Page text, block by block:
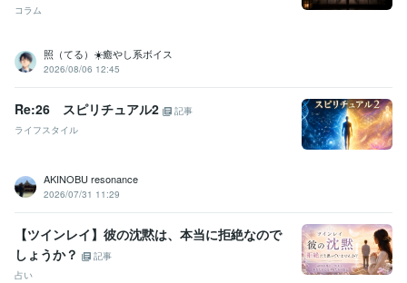
コラム
照（てる）☀️癒やし系ボイス
2026/08/06 12:45
Re:26 スピリチュアル2
記事
ライフスタイル
AKINOBU resonance
2026/07/31 11:29
【ツインレイ】彼の沈黙は、本当に拒絶なので
しょうか？
記事
占い